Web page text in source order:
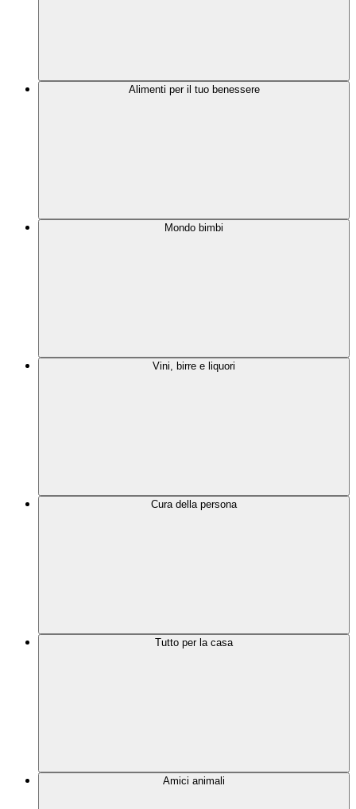
Alimenti per il tuo benessere
Mondo bimbi
Vini, birre e liquori
Cura della persona
Tutto per la casa
Amici animali